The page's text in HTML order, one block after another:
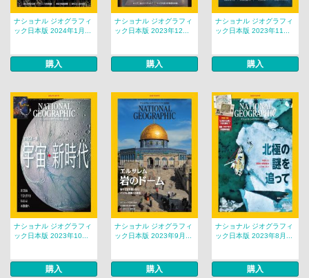
ナショナル ジオグラフィ
ック日本版 2024年1月...
購入
ナショナル ジオグラフィ
ック日本版 2023年12...
購入
ナショナル ジオグラフィ
ック日本版 2023年11...
購入
ナショナル ジオグラフィ
ック日本版 2023年10...
購入
ナショナル ジオグラフィ
ック日本版 2023年9月...
購入
ナショナル ジオグラフィ
ック日本版 2023年8月...
購入